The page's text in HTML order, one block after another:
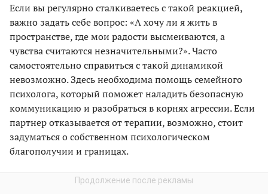
Если вы регулярно сталкиваетесь с такой реакцией,
важно задать себе вопрос: «А хочу ли я жить в
пространстве, где мои радости высмеиваются, а
чувства считаются незначительными?». Часто
самостоятельно справиться с такой динамикой
невозможно. Здесь необходима помощь семейного
психолога, который поможет наладить безопасную
коммуникацию и разобраться в корнях агрессии. Если
партнер отказывается от терапии, возможно, стоит
задуматься о собственном психологическом
благополучии и границах.